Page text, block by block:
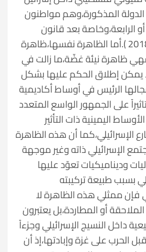
المذكورة،وهم مواطنون
أو الرابعة،وخاصة بعد قانون
“يهودية الدولة”2018 ).أما الظاهرة نفسها،ظاهرة
ظاهرة نيئة غضّة،ما زالت في
يمكن إطلاق الحكم عليها بشكل
الرئيس في أوساط أكاديمية
على الجمهور الواسع المتعدد
اليمينية ذات التأثير
الإسرائيلي،كما أن هذه الظاهرة
الإسرائيلي ذاته وغير موجهة
وديناميكيات تعوّد عليها
بسبب طبيعة تركيبته
فإن ممثلي هذه الظاهرة لا
أو المطاردة،بل يعتبرون
داخل النسيج الإسرائيلي وجزءاً
الحرب على غزة وإبادتها،إذ أن